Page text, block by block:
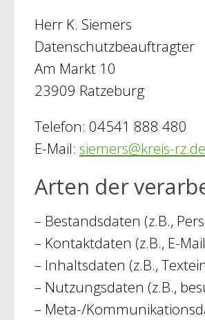
Herr K. Siemers
Datenschutzbeauftragter
Am Markt 10
23909 Ratzeburg
Telefon: 04541 888 480
E-Mail: siemers@kreis-rz.de
Arten der
– Bestandsdaten (z.B.,
– Kontaktdaten (z.B., E-
– Inhaltsdaten (z.B.,
– Nutzungsdaten (z.B.,
– Meta-/